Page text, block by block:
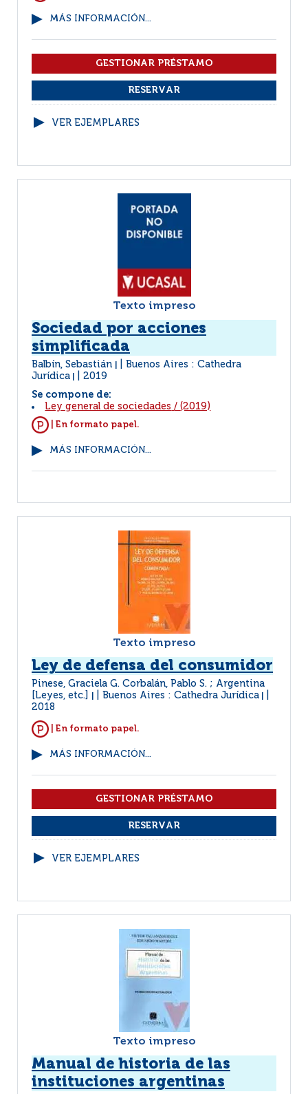
MÁS INFORMACIÓN...
VER EJEMPLARES
Texto impreso
Sociedad por acciones
simplificada
Balbín, Sebastián
Buenos Aires : Cathedra
Jurídica
2019
Se compone de:
Ley general de sociedades /(2019)
| En formato papel.
MÁS INFORMACIÓN...
Texto impreso
Ley de defensa del consumidor
Pinese, Graciela G. Corbalán, Pablo S. ; Argentina
[Leyes, etc.]
Buenos Aires : Cathedra Jurídica
2018
| En formato papel.
MÁS INFORMACIÓN...
VER EJEMPLARES
Texto impreso
Manual de historia de las
instituciones argentinas